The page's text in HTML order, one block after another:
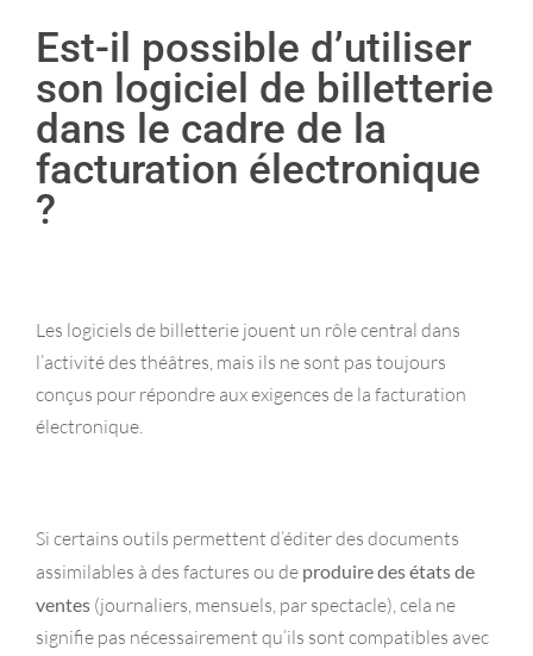
Est-il possible d’utiliser
son logiciel de billetterie
dans le cadre de la
facturation électronique
?
Les logiciels de billetterie jouent un rôle central dans
l’activité des théâtres, mais ils ne sont pas toujours
conçus pour répondre aux exigences de la facturation
électronique.
Si certains outils permettent d’éditer des documents
assimilables à des factures ou de produire des états de
ventes (journaliers, mensuels, par spectacle), cela ne
signifie pas nécessairement qu’ils sont compatibles avec